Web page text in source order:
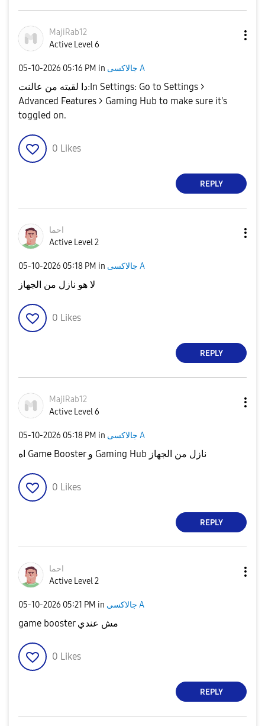
MajiRab12
Active Level 6
‎05-10-2026 05:16 PM in جالاكسى A
دا لقيته من عالنت:​In Settings: Go to Settings >
Advanced Features > Gaming Hub to make sure it's
toggled on.
0 Likes
REPLY
احما
Active Level 2
‎05-10-2026 05:18 PM in جالاكسى A
لا هو نازل من الجهاز
0 Likes
REPLY
MajiRab12
Active Level 6
‎05-10-2026 05:18 PM in جالاكسى A
اه Game Booster و Gaming Hub نازل من الجهاز
0 Likes
REPLY
احما
Active Level 2
‎05-10-2026 05:21 PM in جالاكسى A
game booster مش عندي
0 Likes
REPLY